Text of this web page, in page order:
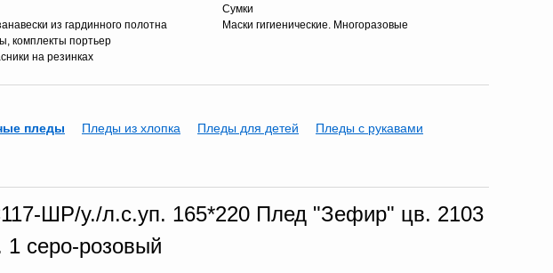
из гардинного полотна
комплекты портьер
на резинках
Сумки
Маски гигиенические. Многоразовые
пледы Пледы из хлопка Пледы для детей
Пледы с рукавами
ШР/у./л.с.уп. 165*220 Плед "Зефир" цв. 2103
1 серо-розовый